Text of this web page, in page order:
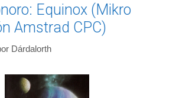
Equinox (Mikro
Amstrad CPC)
Dárdalorth